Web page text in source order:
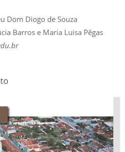
Dom Diogo de Souza
Barros e Maria Luisa Pêgas